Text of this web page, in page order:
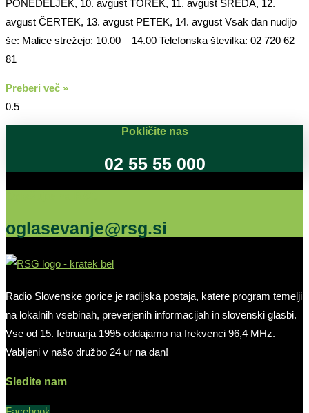
PONEDELJEK, 10. avgust TOREK, 11. avgust SREDA, 12.
avgust ČERTEK, 13. avgust PETEK, 14. avgust Vsak dan nudijo
še: Malice strežejo: 10.00 – 14.00 Telefonska številka: 02 720 62
81
Preberi več »
Pokličite nas
02 55 55 000
oglasevanje@rsg.si
Radio Slovenske gorice je radijska postaja, katere program temelji
na lokalnih vsebinah, preverjenih informacijah in slovenski glasbi.
Vse od 15. februarja 1995 oddajamo na frekvenci 96,4 MHz.
Vabljeni v našo družbo 24 ur na dan!
Sledite nam